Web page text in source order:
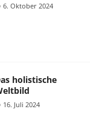
6. Oktober 2024
holistische
16. Juli 2024